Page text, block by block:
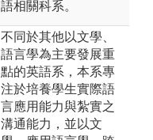
語相關科系。
不同於其他以文學、
語言學為主要發展重
點的英語系，本系專
注於培養學生實際語
言應用能力與紮實之
溝通能力，並以文